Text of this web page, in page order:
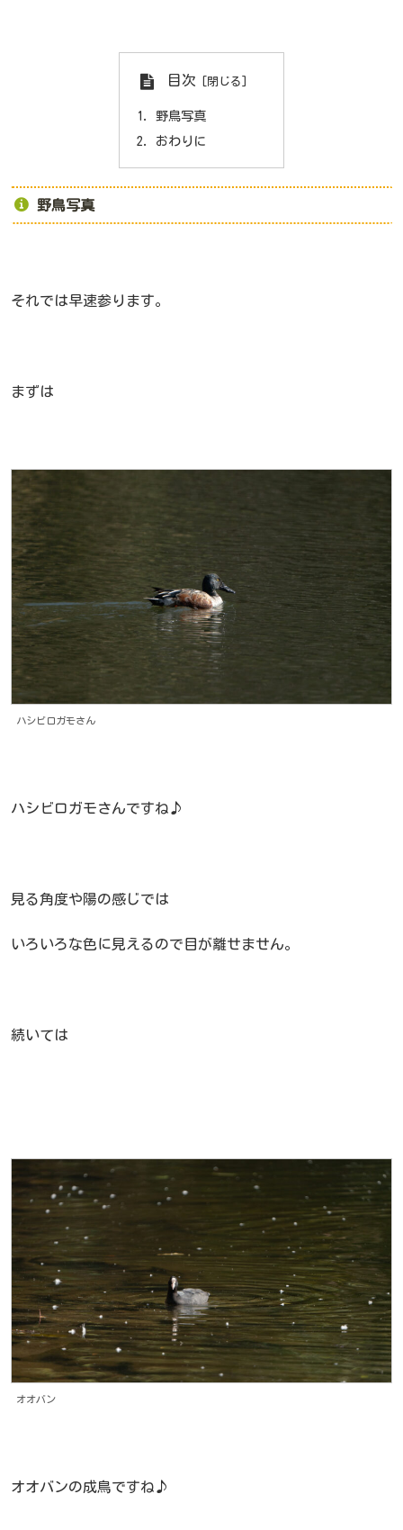
目次
野鳥写真
おわりに
野鳥写真
それでは早速参ります。
まずは
ハシビロガモさん
ハシビロガモさんですね♪
見る角度や陽の感じでは
いろいろな色に見えるので目が離せません。
続いては
オオバン
オオバンの成鳥ですね♪